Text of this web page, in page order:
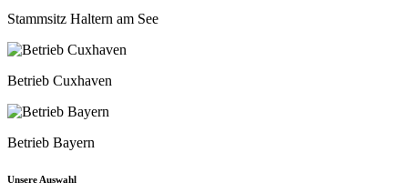
Stammsitz Haltern am See
Betrieb Cuxhaven
Betrieb Bayern
Unsere Auswahl